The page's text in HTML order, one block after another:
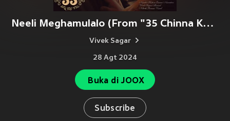
Neeli Meghamulalo (From "35 Chinna Katha Kaadu")
Vivek Sagar
28 Agt 2024
Buka di JOOX
Subscribe